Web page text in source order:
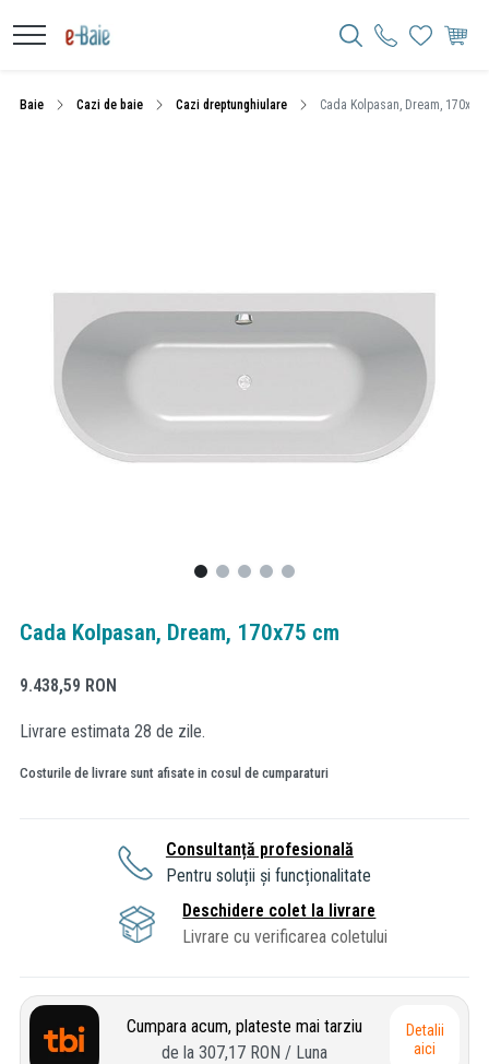
Baie Cazi de baie Cazi dreptunghiulare Cada Kolpasan, Dream, 170x75
Cada Kolpasan, Dream, 170x75 cm
9.438,59 RON
Livrare estimata 28 de zile.
Costurile de livrare sunt afisate in cosul de cumparaturi
Consultanță profesională
Pentru soluții și funcționalitate
Deschidere colet la livrare
Livrare cu verificarea coletului
Cumpara acum, plateste mai tarziu
de la 307,17 RON / Luna
Detalii
aici